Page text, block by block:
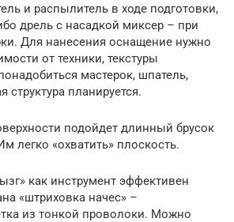
и распылитель в ходе подготовки,
дрель с насадкой миксер – при
Для нанесения оснащение нужно
от техники, текстуры
мастерок, шпатель,
структура планируется.
подойдет длинный брусок
легко «охватить» плоскость.
как инструмент эффективен
«штриховка начес» –
из тонкой проволоки. Можно